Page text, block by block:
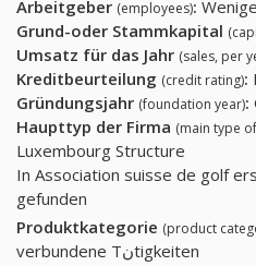
Arbeitgeber (employees):
Grund-oder Stammkapital
Umsatz für das Jahr (sales, per
Kreditbeurteilung (credit rating):
Gründungsjahr (foundation year):
Haupttyp der Firma (main type
Luxembourg Structure
In Association suisse de golf
gefunden
Produktkategorie (product
verbundene Tنtigkeiten